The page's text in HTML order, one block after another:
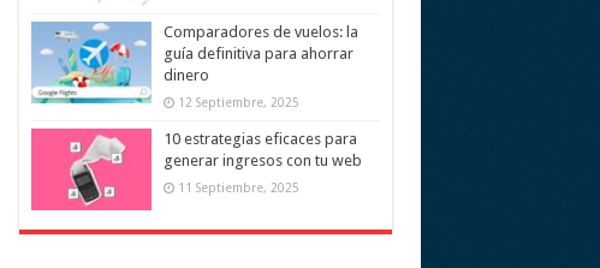
Comparadores de vuelos: la
guía definitiva para ahorrar
dinero
12 Septiembre, 2025
10 estrategias eficaces para
generar ingresos con tu web
11 Septiembre, 2025